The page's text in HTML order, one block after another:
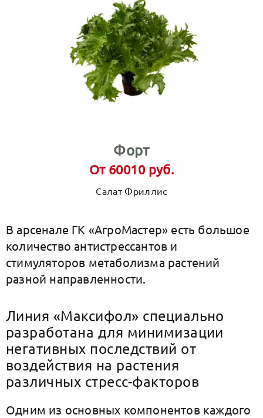
Форт
От 60010 руб.
Салат Фриллис
В арсенале ГК «АгроМастер» есть большое
количество антистрессантов и
стимуляторов метаболизма растений
разной направленности.
Линия «Максифол» специально
разработана для минимизации
негативных последствий от
воздействия на растения
различных стресс-факторов
Одним из основных компонентов каждого